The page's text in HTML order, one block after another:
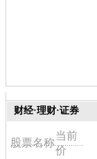
财经·理财·证券
股票名称
当前
价